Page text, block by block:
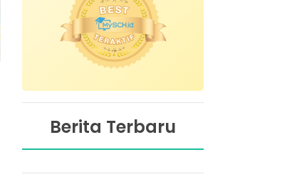
Berita Terbaru